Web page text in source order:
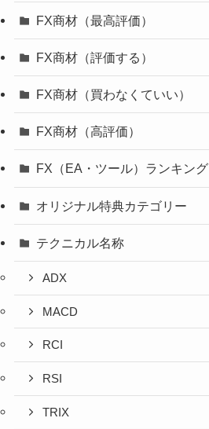
FX商材（最高評価）
FX商材（評価する）
FX商材（買わなくていい）
FX商材（高評価）
FX（EA・ツール）ランキング
オリジナル特典カテゴリー
テクニカル名称
ADX
MACD
RCI
RSI
TRIX